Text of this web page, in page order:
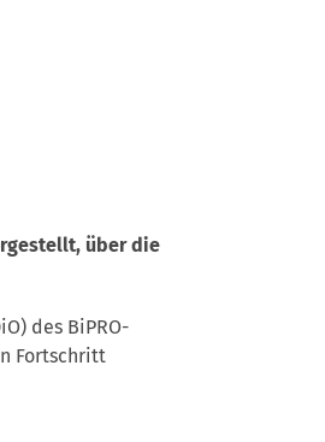
über die
des BiPRO-
Fortschritt